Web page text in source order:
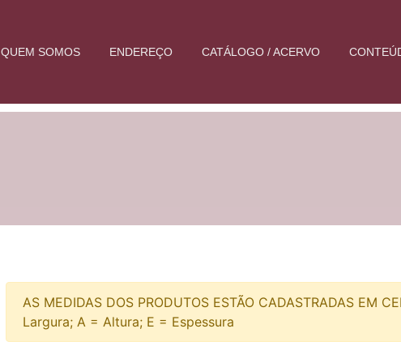
QUEM SOMOS ENDEREÇO CATÁLOGO / ACERVO
AS MEDIDAS DOS PRODUTOS ESTÃO CADASTRADAS EM
Largura; A = Altura; E = Espessura